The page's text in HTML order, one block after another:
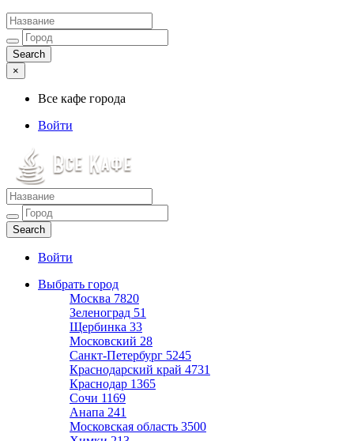
×
Все кафе города
Войти
Все кафе города
Каталог хороших кафе
Войти
Выбрать город
Москва 7820
Зеленоград 51
Щербинка 33
Московский 28
Санкт-Петербург 5245
Краснодарский край 4731
Краснодар 1365
Сочи 1169
Анапа 241
Московская область 3500